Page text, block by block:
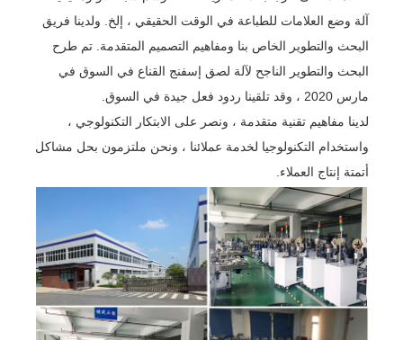
آلة وضع العلامات للطباعة في الوقت الحقيقي ، إلخ. ولدينا فريق
البحث والتطوير الخاص بنا ومفاهيم التصميم المتقدمة. تم طرح
البحث والتطوير الناجح لآلة لصق إسفنج القناع في السوق في
مارس 2020 ، وقد تلقينا ردود فعل جيدة في السوق.
لدينا مفاهيم تقنية متقدمة ، ونصر على الابتكار التكنولوجي ،
واستخدام التكنولوجيا لخدمة عملائنا ، ونحن ملتزمون بحل مشاكل
أتمتة إنتاج العملاء.